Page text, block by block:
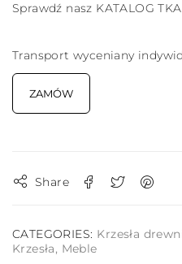
Sprawdź nasz KATALOG
Transport wyceniany
ZAMÓW
Share
CATEGORIES: Krzesła
Krzesła, Meble